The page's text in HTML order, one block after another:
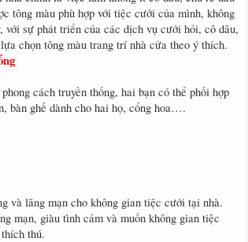
tông màu phù hợp với tiệc cưới của mình, không
sự phát triển của các dịch vụ cưới hỏi, cô dâu,
chọn tông màu trang trí nhà cửa theo ý thích.​
cách truyền thống, hai bạn có thể phối hợp
bàn ghế dành cho hai họ, cổng hoa….
và lãng mạn cho không gian tiệc cưới tại nhà.
mạn, giàu tình cảm và muốn không gian tiệc
thú.